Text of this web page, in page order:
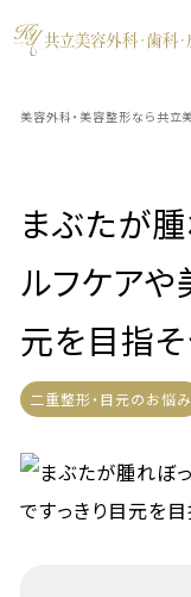
美容外科・美容整形なら共立
まぶたが
ルフケアや
元を目指そ
二重整形・目元のお悩み